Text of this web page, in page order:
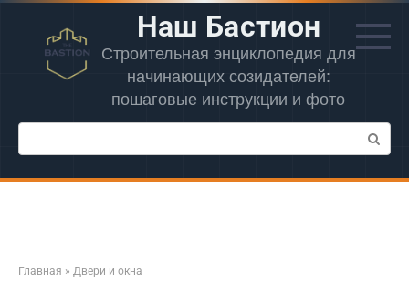
Перейти
контенту
Наш Бастион
Строительная энциклопедия для
начинающих созидателей:
пошаговые инструкции и фото
Поиск:
Главная » Двери и окна